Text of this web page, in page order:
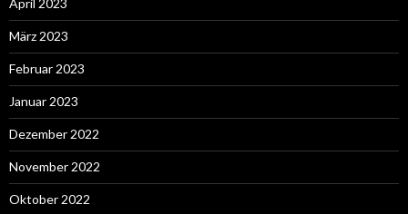
April 2023
März 2023
Februar 2023
Januar 2023
Dezember 2022
November 2022
Oktober 2022